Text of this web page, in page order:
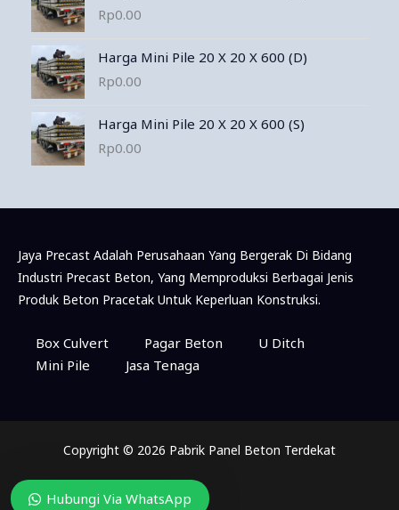
Rp0.00
Harga Mini Pile 20 X 20 X 600 (D)
Rp0.00
Harga Mini Pile 20 X 20 X 600 (S)
Rp0.00
Jaya Precast Adalah Perusahaan Yang Bergerak Di Bidang
Industri Precast Beton, Yang Memproduksi Berbagai Jenis
Produk Beton Pracetak Untuk Keperluan Konstruksi.
Box Culvert Pagar Beton
U Ditch
Mini Pile
Jasa Tenaga
Copyright © 2026 Pabrik Panel Beton Terdekat
Hubungi Via WhatsApp